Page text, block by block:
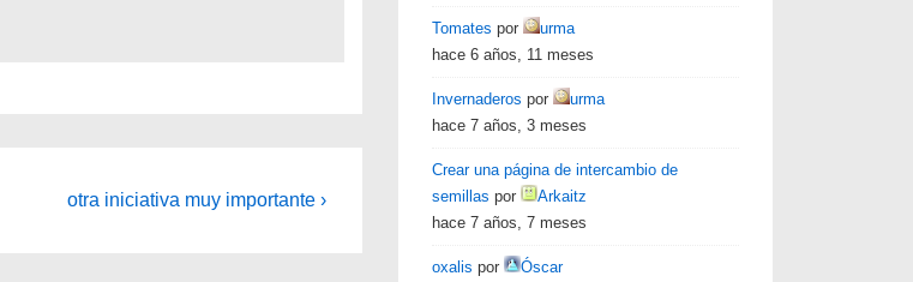
La
otra iniciativa muy importante ›
Tomates por
urma
hace 6 años, 11 meses
Invernaderos por
urma
hace 7 años, 3 meses
Crear una página de intercambio de
semillas por
Arkaitz
hace 7 años, 7 meses
oxalis por
Óscar